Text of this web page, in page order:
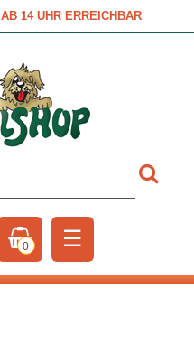
AB 14 UHR ERREICHBAR
0 ☰